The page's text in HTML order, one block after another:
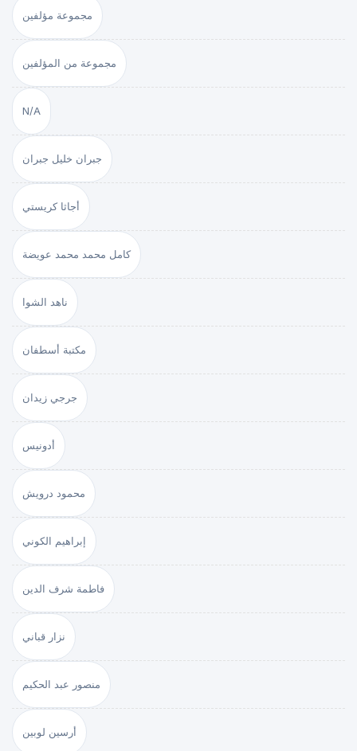
مجموعة مؤلفين
مجموعة من المؤلفين
N/A
جبران خليل جبران
أجاثا كريستي
كامل محمد محمد عويضة
ناهد الشوا
مكتبة أسطفان
جرجي زيدان
أدونيس
محمود درويش
إبراهيم الكوني
فاطمة شرف الدين
نزار قباني
منصور عبد الحكيم
أرسين لوبين